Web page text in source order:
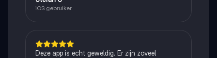
iOS gebruiker
Deze app is echt geweldig. Er zijn zoveel